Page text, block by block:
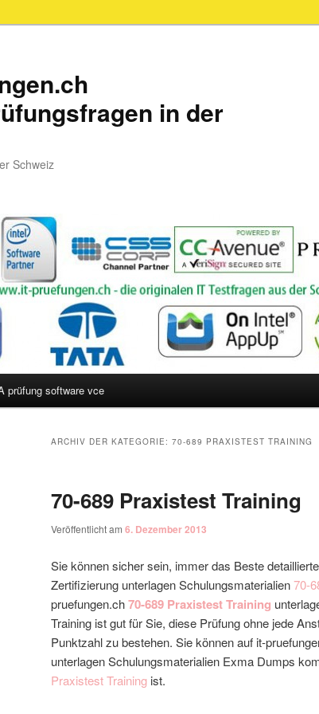
in der
Schweiz
prüfung software vce
ARCHIV DER KATEGORIE: 70-689 PRAXISTEST TRAINING
70-689 Praxistest Training
Veröffentlicht am 6. Dezember 2013
Sie können sicher sein, immer das Beste
Zertifizierung unterlagen Schulungsmaterialien70-
pruefungen.ch70-689 Praxistest Training
Training ist gut für Sie, diese Prüfung ohne jede
Punktzahl zu bestehen. Sie können auf it-
unterlagen Schulungsmaterialien Exma Dumps
Praxistest Training ist.